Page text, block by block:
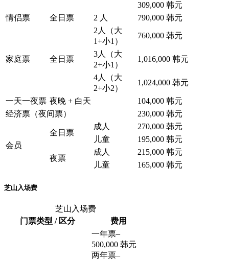
309,000 韩元
情侣票
全日票 2 人 790,000 韩元
家庭票 全日票
2人（大
1+小1）
760,000 韩元
3人（大
2+小1）
1,016,000 韩元
4人（大
2+小2）
1,024,000 韩元
一天一夜票 夜晚 + 白天
104,000 韩元
经济票（夜间票）
230,000 韩元
会员
全日票
成人
270,000 韩元
儿童
195,000 韩元
夜票
成人
215,000 韩元
儿童
165,000 韩元
芝山入场费
芝山入场费
门票类型 / 区分
费用
一年票–
500,000 韩元
两年票–